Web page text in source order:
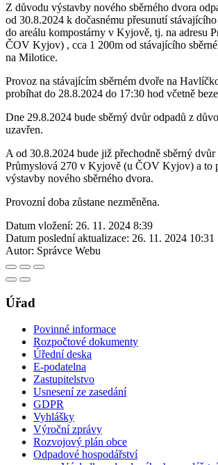
Z důvodu výstavby nového sběrného dvora
od 30.8.2024 k dočasnému přesunutí
do areálu kompostárny v Kyjově, tj. na adresu
ČOV Kyjov) , cca 1 200m od stávajícího
na Milotice.
Provoz na stávajícím sběrném dvoře na
probíhat do 28.8.2024 do 17:30 hod včetně
Dne 29.8.2024 bude sběrný dvůr odpadů z
uzavřen.
A od 30.8.2024 bude již přechodně sběrný
Průmyslová 270 v Kyjově (u ČOV Kyjov) a to
výstavby nového sběrného dvora.
Provozní doba zůstane nezměněna.
Datum vložení: 26. 11. 2024 8:39
Datum poslední aktualizace: 26. 11. 2024 10:31
Autor: Správce Webu
Úřad
Povinné informace
Rozpočtové dokumenty
Úřední deska
E-podatelna
Zastupitelstvo
Usnesení ze zasedání
GDPR
Vyhlášky
Výroční zprávy
Rozvojový plán obce
Odpadové hospodářství